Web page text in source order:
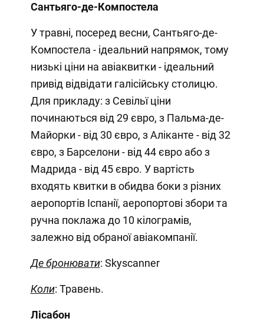
Сантьяго-де-Компостела
У травні, посеред весни, Сантьяго-де-
Компостела - ідеальний напрямок, тому
низькі ціни на авіаквитки - ідеальний
привід відвідати галісійську столицю.
Для прикладу: з Севільї ціни
починаються від 29 євро, з Пальма-де-
Майорки - від 30 євро, з Аліканте - від 32
євро, з Барселони - від 44 євро або з
Мадрида - від 45 євро. У вартість
входять квитки в обидва боки з різних
аеропортів Іспанії, аеропортові збори та
ручна поклажа до 10 кілограмів,
залежно від обраної авіакомпанії.
Де бронювати: Skyscanner
Коли: Травень.
Лісабон